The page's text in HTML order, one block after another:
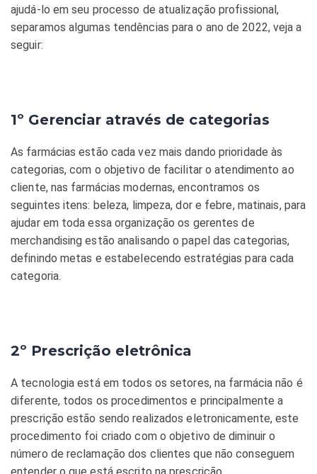
ajudá-lo em seu processo de atualização profissional,
separamos algumas tendências para o ano de 2022, veja a
seguir:
1º Gerenciar através de categorias
As farmácias estão cada vez mais dando prioridade às
categorias, com o objetivo de facilitar o atendimento ao
cliente, nas farmácias modernas, encontramos os
seguintes itens: beleza, limpeza, dor e febre, matinais, para
ajudar em toda essa organização os gerentes de
merchandising estão analisando o papel das categorias,
definindo metas e estabelecendo estratégias para cada
categoria.
2º Prescrição eletrônica
A tecnologia está em todos os setores, na farmácia não é
diferente, todos os procedimentos e principalmente a
prescrição estão sendo realizados eletronicamente, este
procedimento foi criado com o objetivo de diminuir o
número de reclamação dos clientes que não conseguem
entender o que está escrito na prescrição.